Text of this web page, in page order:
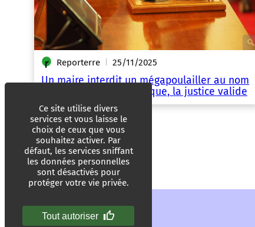
Reporterre 25/11/2025
Un maire interdit un mégapoulailler au nom
du changement climatique, la justice valide
Ce site utilise divers
services et vous laisse le
choix de ceux que vous
souhaitez activer. Par
défaut, les services sniffant
les données personnelles
sont désactivés pour
protéger votre vie privée.
Tout autoriser